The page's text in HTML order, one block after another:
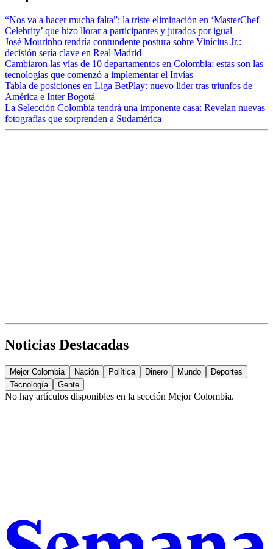
“Nos va a hacer mucha falta”: la triste eliminación en ‘MasterChef
Celebrity’ que hizo llorar a participantes y jurados por igual
José Mourinho tendría contundente postura sobre Vinícius Jr.:
decisión sería clave en Real Madrid
Cambiaron las vías de 10 departamentos en Colombia: estas son las
tecnologías que comenzó a implementar el Invías
Tabla de posiciones en Liga BetPlay: nuevo líder tras triunfos de
América e Inter Bogotá
La Selección Colombia tendrá una imponente casa: Revelan nuevas
fotografías que sorprenden a Sudamérica
Noticias Destacadas
Mejor Colombia Nación Política Dinero Mundo
Deportes
Tecnología
Gente
No hay artículos disponibles en la sección Mejor Colombia.